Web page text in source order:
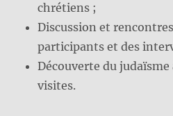
chrétiens ;
Discussion et
participants et des
Découverte du
visites.